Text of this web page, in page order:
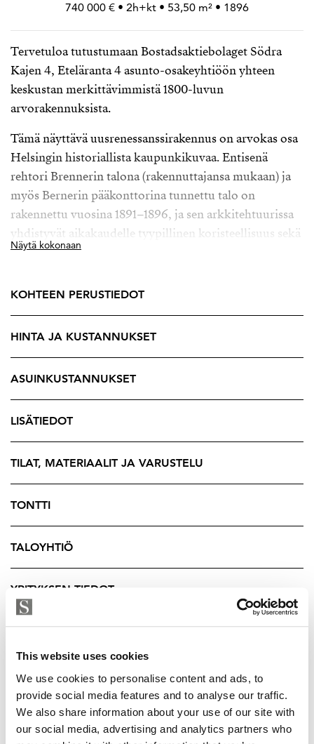
This website uses cookies
We use cookies to personalise content and ads, to
provide social media features and to analyse our traffic.
We also share information about your use of our site with
our social media, advertising and analytics partners who
740 000 € • 2h+kt • 53,50 m² • 1896
Tervetuloa tutustumaan Bostadsaktiebolaget Södra
Kajen 4, Eteläranta 4 asunto-osakeyhtiöön yhteen
keskustan merkittävimmistä 1800-luvun
arvorakennuksista.
Tämä näyttävä uusrenessanssirakennus on arvokas osa
Helsingin historiallista kaupunkikuvaa. Entisenä
rehtori Brennerin talona (rakennuttajansa mukaan) ja
myös Bernerin pääkonttorina tunnettu talo on
rakennettu vuosina 1891–1896, ja sen arkkitehtuurissa
yhdistyvät aikakaudelle tyypillinen koristeellisuus sekä
ajaton mittasuhteiden harmonia. Rakennus on
laadukkaasti, alkuperäistä eleganssia kunnioittaen.
Tämä 53,5 neliöinen koti hurmaa avaralla
huonekorkeudella ja harkituilla materiaalivalinnoillaan.
luovat ainutlaatuisen, ajattoman tunnelman. Asunnossa
ja Mielen kodinkoneet. Kaari-ikkunat länteen.
Koottuna tärkeimmät pointit:
- Koko rakennus peruskorjattu, valmistui kokonaan
2025
uusrenessanssirakennuksessa
- Eteläranta kehittymässä upeaksi meribulevardiksi
2030
Eteläranta 4 tarjoaa mahdollisuuden asua yhdessä
Näytä kokonaan
KOHTEEN PERUSTIEDOT
HINTA JA KUSTANNUKSET
ASUINKUSTANNUKSET
LISÄTIEDOT
TILAT, MATERIAALIT JA VARUSTELU
TONTTI
TALOYHTIÖ
YRITYKSEN TIEDOT